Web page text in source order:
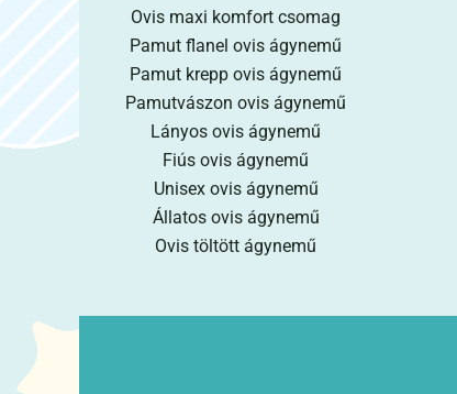
Ovis maxi komfort csomag
Pamut flanel ovis ágynemű
Pamut krepp ovis ágynemű
Pamutvászon ovis ágynemű
Lányos ovis ágynemű
Fiús ovis ágynemű
Unisex ovis ágynemű
Állatos ovis ágynemű
Ovis töltött ágynemű